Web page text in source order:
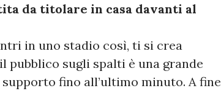
da titolare in casa davanti al
in uno stadio così, ti si crea
pubblico sugli spalti è una grande
fino all’ultimo minuto. A fine